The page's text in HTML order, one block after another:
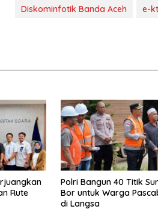
Diskominfotik Banda Aceh e-
Rute
Polri Bangun 40 Titik
Bor untuk Warga
di Langsa